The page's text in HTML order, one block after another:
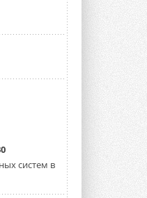
до 56 кВт.
...
подвел
года ...
систем в